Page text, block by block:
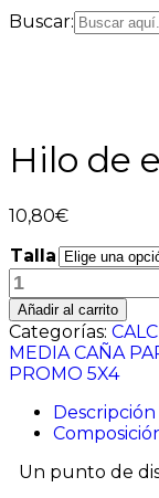
Buscar:
Hilo de
10,80€
Talla
Hilo
de
escocia
naranja
cantidad
Añadir al carrito
Categorías:
MEDIA CAÑA
PROMO 5X4
Descripción
Un punto de